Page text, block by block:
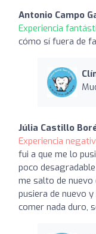
Antonio Campo
Experiencia
cómo sí fuera de
Júlia Castillo
Experiencia
fui a que me lo
poco
me salto de nuevo
pusiera de nuevo
comer nada duro,